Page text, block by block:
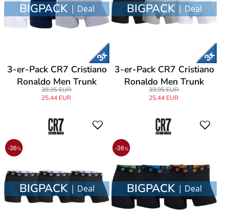
BIGPACK | Deal
3-er-Pack CR7 Cristiano
Ronaldo Men Trunk
39,95 EUR
25,44 EUR
BIGPACK | Deal
3-er-Pack CR7 Cristiano
Ronaldo Men Trunk
39,95 EUR
25,44 EUR
-36%
BIGPACK | Deal
-36%
BIGPACK | Deal